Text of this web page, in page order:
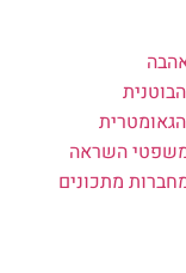
השראה
מתכונים